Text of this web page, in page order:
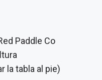
Paddle Co
la tabla al pie)